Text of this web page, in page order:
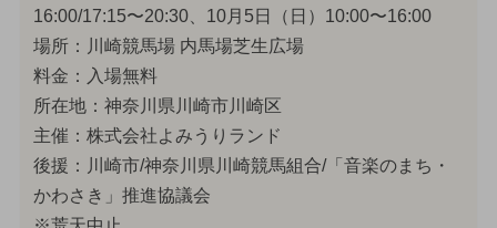
16:00/17:15〜20:30、10月5日（日）10:00〜16:00
場所：川崎競馬場 内馬場芝生広場
料金：入場無料
所在地：神奈川県川崎市川崎区
主催：株式会社よみうりランド
後援：川崎市/神奈川県川崎競馬組合/「音楽のまち・
かわさき」推進協議会